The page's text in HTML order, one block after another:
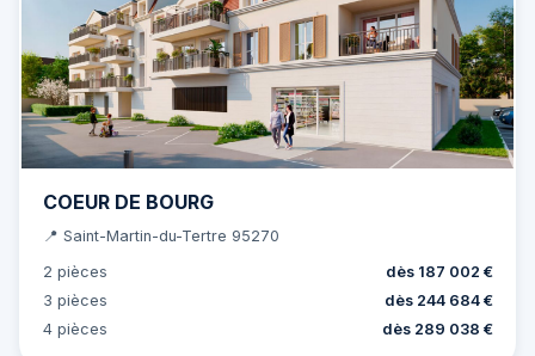
COEUR DE BOURG
📍 Saint-Martin-du-Tertre 95270
2 pièces
dès 187 002 €
3 pièces
dès 244 684 €
4 pièces
dès 289 038 €